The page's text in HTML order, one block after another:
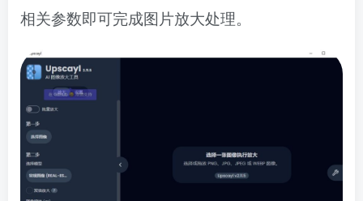
相关参数即可完成图片放大处理。